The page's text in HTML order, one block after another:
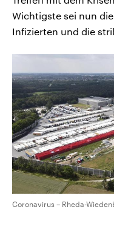
Wichtigste sei nun
Infizierten und die
Coronavirus – Rheda-